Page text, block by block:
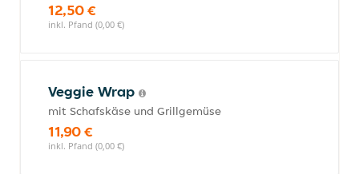
12,50 €
inkl. Pfand (0,00 €)
Veggie Wrap
mit Schafskäse und Grillgemüse
11,90 €
inkl. Pfand (0,00 €)